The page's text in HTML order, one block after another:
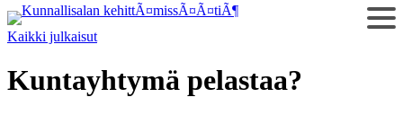
Siirry
sisältöön
Kaikki julkaisut
Kuntayhtymä pelastaa?